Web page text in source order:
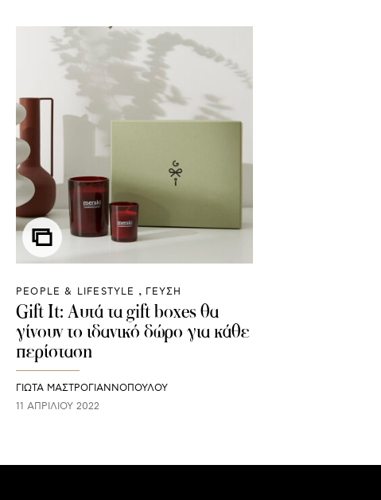
PEOPLE & LIFESTYLE ΓΕΥΣΗ
Gift It: Αυτά τα gift boxes θα
γίνουν το ιδανικό δώρο για κάθε
περίσταση
ΓΙΩΤΑ ΜΑΣΤΡΟΓΙΑΝΝΟΠΟΥΛΟΥ
11 ΑΠΡΙΛΊΟΥ 2022